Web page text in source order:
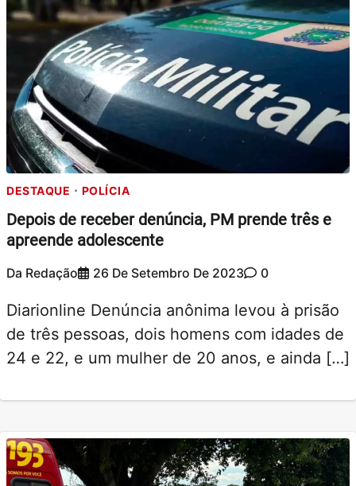
DESTAQUE POLÍCIA
Depois de receber denúncia, PM prende três e
apreende adolescente
Da Redação 26 De Setembro De 2023 0
Diarionline Denúncia anônima levou à prisão
de três pessoas, dois homens com idades de
24 e 22, e um mulher de 20 anos, e ainda […]